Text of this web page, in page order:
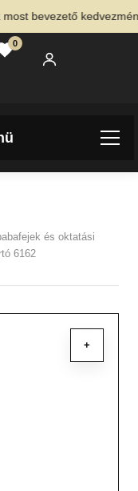
bevezető
0
és oktatási
6162
+